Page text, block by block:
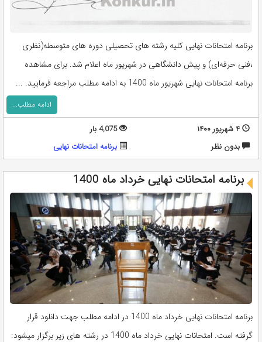
برنامه امتحانات نهایی کلیه رشته های تحصیلی دوره های متوسطه(نظری
،فنی حرفه‌ای) و پیش دانشگاهی در شهریور ماه اعلام شد. برای مشاهده
برنامه امتحانات نهایی شهریور ماه 1400 به ادامه مطلب مراجعه فرمایید. ...
ادامه مطلب...
۴ شهریور ۱۴۰۰
4,075 بار
بدون نظر
برنامه امتحانات نهایی
برنامه امتحانات نهایی خرداد ماه 1400
برنامه امتحانات نهایی خرداد ماه 1400 در ادامه مطلب جهت دانلود قرار
گرفته است. امتحانات نهایی خرداد ماه 1400 در رشته های زیر برگزار میشود: